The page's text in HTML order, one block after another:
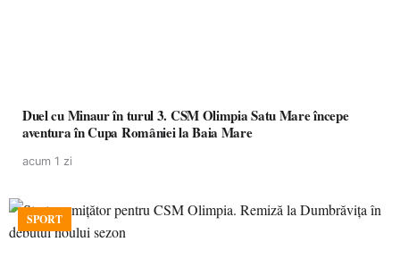
Duel cu Minaur în turul 3. CSM Olimpia Satu Mare începe
aventura în Cupa României la Baia Mare
acum 1 zi
SPORT